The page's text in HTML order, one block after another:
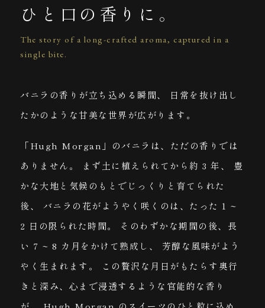
ひと口の香りに。
The story of a long-crafted aroma, captured in a
single bite.
バニラの香りが立ち込める瞬間、
日常を抜け出し
たかのような甘美な世界が広がります。
「Hugh Morgan」のバニラは、ただの香りでは
ありません。
まず土に植えられてから約 3 年、
豊
かな大地と気候のもとでじっくりと育てられた
後、
バニラの花がようやく咲くのは、たった 1 ~
2 日の限られた時間。
そのわずかな期間の後、長
い 7 ~ 8 カ月をかけて熟成し、
芳醇な風味がよう
やく生まれます。
この贅沢な月日がもたらす奥行
きと深み、心まで浸透するような官能的な香り